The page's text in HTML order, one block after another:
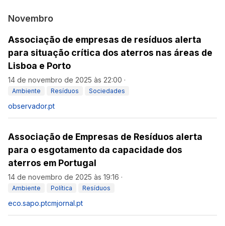
Novembro
Associação de empresas de resíduos alerta
para situação crítica dos aterros nas áreas de
Lisboa e Porto
14 de novembro de 2025 às 22:00 ·
Ambiente Resíduos Sociedades
observador.pt
Associação de Empresas de Resíduos alerta
para o esgotamento da capacidade dos
aterros em Portugal
14 de novembro de 2025 às 19:16 ·
Ambiente Política Resíduos
eco.sapo.ptcmjornal.pt